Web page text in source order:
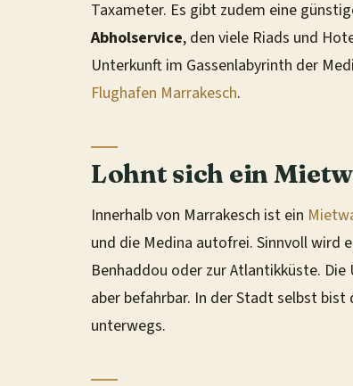
Taxameter. Es gibt zudem eine
Abholservice, den viele Riads und
Unterkunft im Gassenlabyrinth der
Flughafen Marrakesch.
Lohnt sich ein
Innerhalb von Marrakesch ist ein
und die Medina autofrei. Sinnvoll wird
Benhaddou oder zur Atlantikküste.
aber befahrbar. In der Stadt selbst
unterwegs.